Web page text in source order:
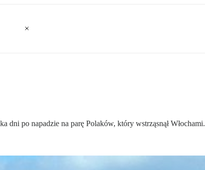
po napadzie na parę Polaków, który wstrząsnął Włochami.